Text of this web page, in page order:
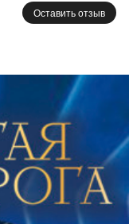
Оставить отзыв